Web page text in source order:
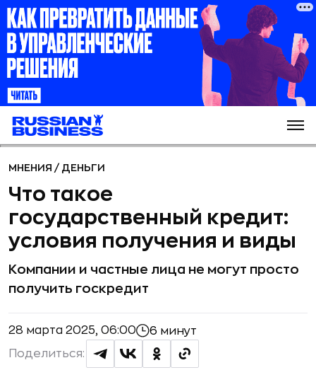
МНЕНИЯ / ДЕНЬГИ
Что такое
государственный кредит:
условия получения и виды
Компании и частные лица не могут просто
получить госкредит
28 марта 2025, 06:00 6 минут
Поделиться: